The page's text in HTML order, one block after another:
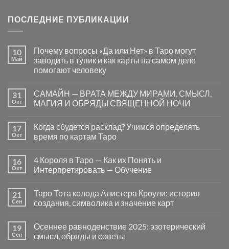
ПОСЛЕДНИЕ ПУБЛИКАЦИИ
10
Май
Почему вопросы «Да или Нет» в Таро могут
заводить в тупик и как карты на самом деле
помогают человеку
записи
Почему
вопросы
Нет»
Таро
в
тупик
и
на
самом
деле
31
Окт
САМАЙН — ВРАТА МЕЖДУ МИРАМИ. СМЫСЛ,
МАГИЯ И ОБРЯДЫ СВЯЩЕННОЙ НОЧИ
записи
САМАЙН
—
МИРАМИ.
СМЫСЛ,
МАГИЯ
СВЯЩЕННОЙ
НОЧИ
17
Окт
Когда сбудется расклад? Учимся определять
время по картам Таро
записи
Когда
сбудется
определять
время
по
16
Окт
4 Короля в Таро — Как их Понять и
Интерпретировать — Обучение
записи
Короля
—
их
21
Сен
Таро Тота колода Алистера Кроули: история
создания, символика и значение карт
записи
Тота
19
Сен
Осеннее равноденствие 2025: эзотерический
смысл, обряды и советы